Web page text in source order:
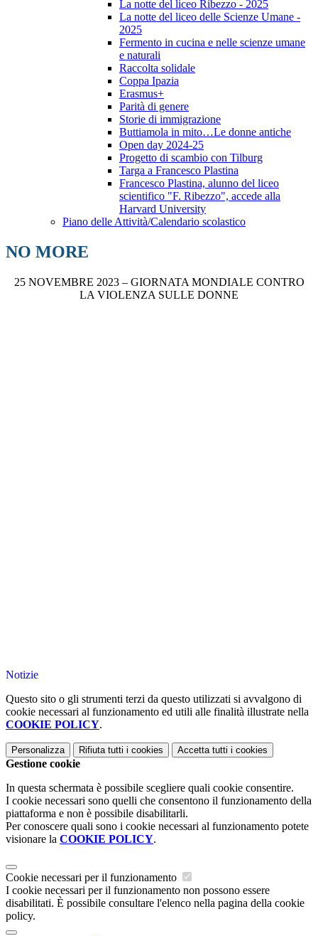
La notte del liceo Ribezzo - 2025
La notte del liceo delle Scienze Umane -
2025
Fermento in cucina e nelle scienze umane
e naturali
Raccolta solidale
Coppa Ipazia
Erasmus+
Parità di genere
Storie di immigrazione
Buttiamola in mito…Le donne antiche
Open day 2024-25
Progetto di scambio con Tilburg
Targa a Francesco Plastina
Francesco Plastina, alunno del liceo
scientifico "F. Ribezzo", accede alla
Harvard University
Piano delle Attività/Calendario scolastico
NO MORE
25 NOVEMBRE 2023 – GIORNATA MONDIALE CONTRO
LA VIOLENZA SULLE DONNE
Notizie
Questo sito o gli strumenti terzi da questo utilizzati si avvalgono di
cookie necessari al funzionamento ed utili alle finalità illustrate nella
COOKIE POLICY.
Personalizza Rifiuta tutti i cookies Accetta tutti i cookies
Gestione cookie
In questa schermata è possibile scegliere quali cookie consentire.
I cookie necessari sono quelli che consentono il funzionamento della
piattaforma e non è possibile disabilitarli.
Per conoscere quali sono i cookie necessari al funzionamento potete
visionare la COOKIE POLICY.
Cookie necessari per il funzionamento
I cookie necessari per il funzionamento non possono essere
disabilitati. È possibile consultare l'elenco nella pagina della cookie
policy.